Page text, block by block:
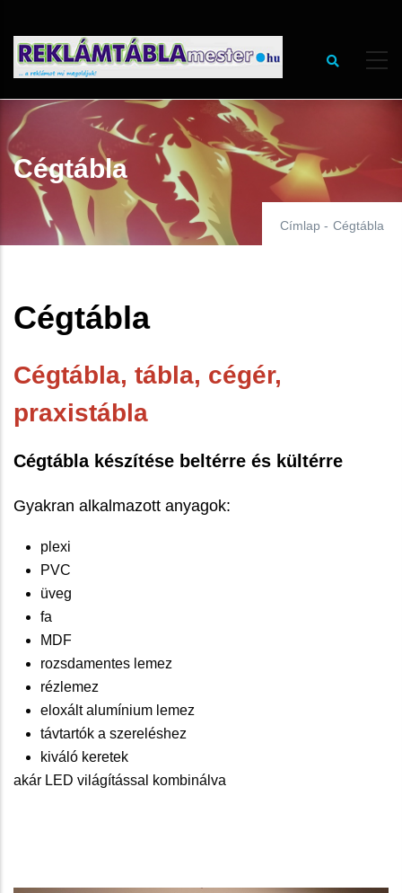
tartalomra
Cégtábla
Címlap - Cégtábla
Cégtábla
Cégtábla, tábla, cégér,
praxistábla
Cégtábla készítése beltérre és kültérre
Gyakran alkalmazott anyagok:
plexi
PVC
üveg
fa
MDF
rozsdamentes lemez
rézlemez
eloxált alumínium lemez
távtartók a szereléshez
kiváló keretek
akár LED világítással kombinálva